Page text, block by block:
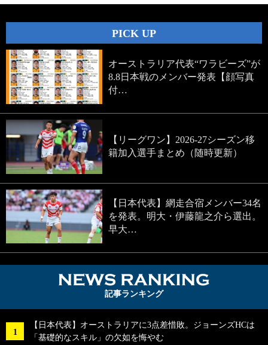
PICK UP
オーストラリア代表“ワラビーズ”が
8.8日本戦のメンバー発表【顔写真
付…
【リーグワン】2026-27シーズン移
籍加入選手まとめ（随時更新）
【日本代表】網走合宿メンバー34名
を発表。明大・伊藤龍之介ら選出。
早大…
記事ランキング
【日本代表】オーストラリアに3点差惜敗。ジョーンズHCは
「基礎的なスキル」の欠如を悔やむ